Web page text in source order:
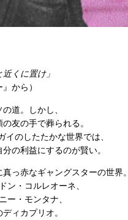
くに置け」
から）
道。しかし、
友の手で葬られる。
イのしたたかな世界では、
の利益にするのが賢い。
っ赤なギャングスターの世界。
ン・コルレオーネ、
ー・モンタナ、
ィカプリオ。